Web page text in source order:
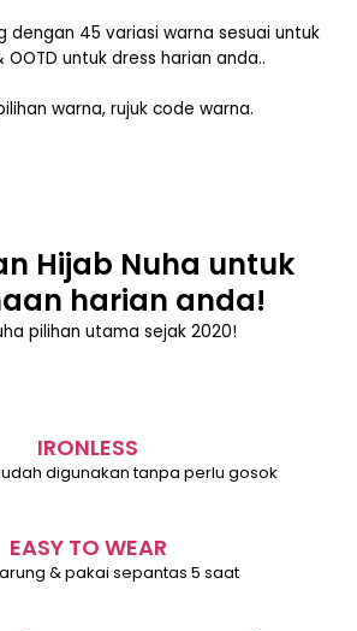
dengan 45 variasi warna sesuai untuk
untuk dress harian anda..
warna, rujuk code warna.
Hijab Nuha untuk
harian anda!
pilihan utama sejak 2020!
IRONLESS
digunakan tanpa perlu gosok
EASY TO WEAR
& pakai sepantas 5 saat